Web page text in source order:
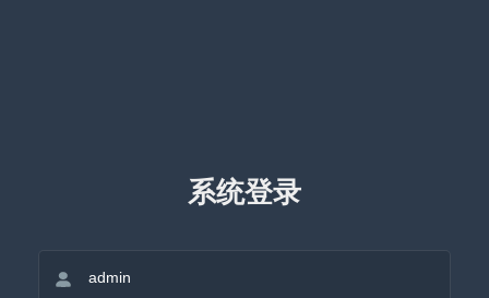
系统登录